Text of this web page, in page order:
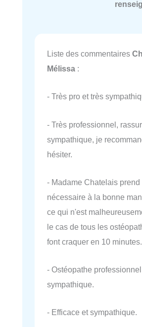
Liste des commentaires
Mélissa :
- Très pro et très
- Très professionnel,
sympathique, je
hésiter.
- Madame Chatelais prend
nécessaire à la bonne
ce qui n'est
le cas de tous les
font craquer en 10 minutes.
- Ostéopathe
sympathique.
- Efficace et sympathique.